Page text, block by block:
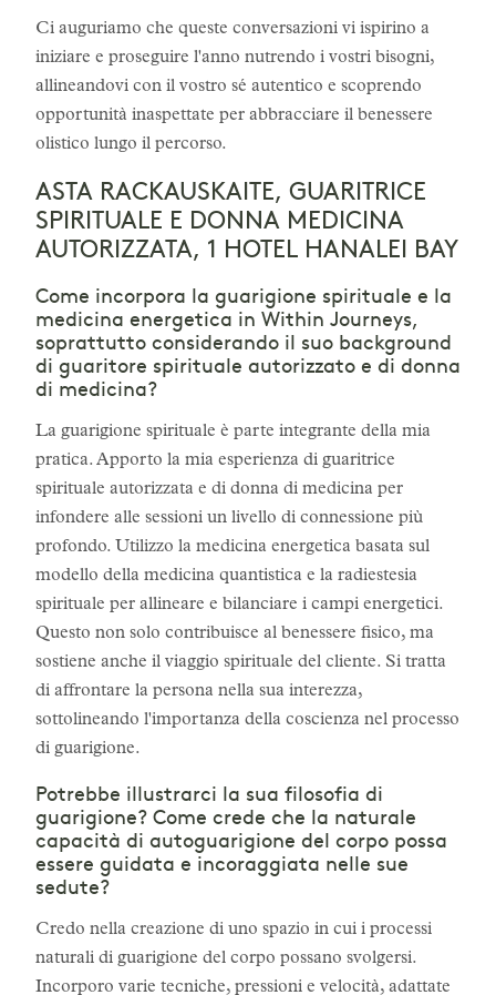
Ci auguriamo che queste conversazioni vi ispirino a
iniziare e proseguire l'anno nutrendo i vostri bisogni,
allineandovi con il vostro sé autentico e scoprendo
opportunità inaspettate per abbracciare il benessere
olistico lungo il percorso.
ASTA RACKAUSKAITE, GUARITRICE
SPIRITUALE E DONNA MEDICINA
AUTORIZZATA, 1 HOTEL HANALEI BAY
Come incorpora la guarigione spirituale e la
medicina energetica in Within Journeys,
soprattutto considerando il suo background
di guaritore spirituale autorizzato e di donna
di medicina?
La guarigione spirituale è parte integrante della mia
pratica. Apporto la mia esperienza di guaritrice
spirituale autorizzata e di donna di medicina per
infondere alle sessioni un livello di connessione più
profondo. Utilizzo la medicina energetica basata sul
modello della medicina quantistica e la radiestesia
spirituale per allineare e bilanciare i campi energetici.
Questo non solo contribuisce al benessere fisico, ma
sostiene anche il viaggio spirituale del cliente. Si tratta
di affrontare la persona nella sua interezza,
sottolineando l'importanza della coscienza nel processo
di guarigione.
Potrebbe illustrarci la sua filosofia di
guarigione? Come crede che la naturale
capacità di autoguarigione del corpo possa
essere guidata e incoraggiata nelle sue
sedute?
Credo nella creazione di uno spazio in cui i processi
naturali di guarigione del corpo possano svolgersi.
Incorporo varie tecniche, pressioni e velocità, adattate